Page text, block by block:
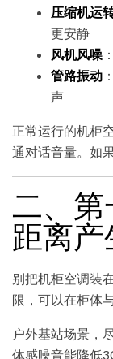
压缩机运
更安静
风机风噪
管路振动
声
正常运行的机柜
通对话音量。如
二、第
距离产
别把机柜空调装
限，可以在柜体
户外基站场景，
体感噪音能降低